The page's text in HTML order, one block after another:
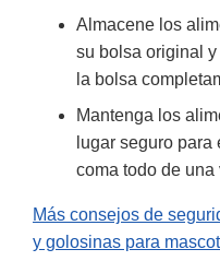
Almacene los
su bolsa original
la bolsa
Mantenga los
lugar seguro
coma todo de una
Más consejos de
y golosinas para